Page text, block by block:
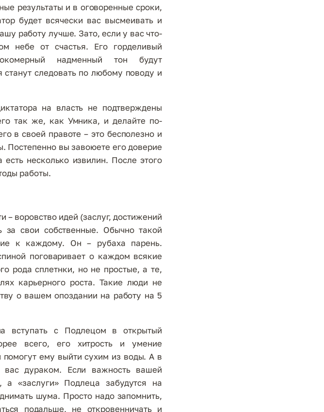
результаты и в оговоренные сроки,
будет всячески вас высмеивать и
работу лучше. Зато, если у вас что-
небе от счастья. Его горделивый
надменный тон будут
следовать по любому поводу и
на власть не подтверждены
так же, как Умника, и делайте по-
в своей правоте – это бесполезно и
Постепенно вы завоюете его доверие
несколько извилин. После этого
работы.
– воровство идей (заслуг, достижений
свои собственные. Обычно такой
к каждому. Он – рубаха парень.
поговаривает о каждом всякие
рода сплетнки, но не простые, а те,
карьерного роста. Такие люди не
о вашем опоздании на работу на 5
вступать с Подлецом в открытый
всего, его хитрость и умение
помогут ему выйти сухим из воды. А в
дураком. Если важность вашей
«заслуги» Подлеца забудутся на
шума. Просто надо запомнить,
подальше, не откровенничать и